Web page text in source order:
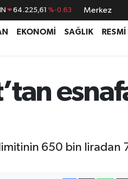
64.225,61 %-0.63
DOLAR 47,6704 %0
BİST100 %70
Merkez
EKONOMİ SAĞLIK
650 bin liradan